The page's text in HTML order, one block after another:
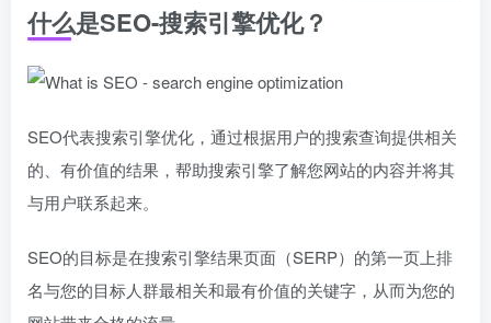
什么是SEO-搜索引擎优化？
SEO代表搜索引擎优化，通过根据用户的搜索查询提供相关
的、有价值的结果，帮助搜索引擎了解您网站的内容并将其
与用户联系起来。
SEO的目标是在搜索引擎结果页面（SERP）的第一页上排
名与您的目标人群最相关和最有价值的关键字，从而为您的